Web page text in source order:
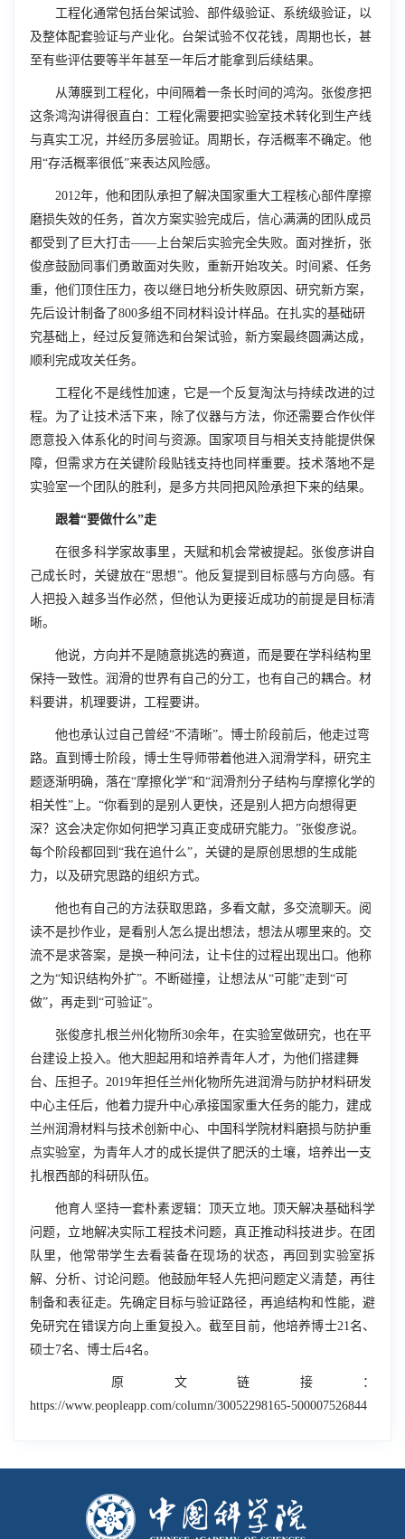
工程化通常包括台架试验、部件级验证、系统级验证，以
及整体配套验证与产业化。台架试验不仅花钱，周期也长，甚
至有些评估要等半年甚至一年后才能拿到后续结果。
从薄膜到工程化，中间隔着一条长时间的鸿沟。张俊彦把
这条鸿沟讲得很直白：工程化需要把实验室技术转化到生产线
与真实工况，并经历多层验证。周期长，存活概率不确定。他
用“存活概率很低”来表达风险感。
2012年，他和团队承担了解决国家重大工程核心部件摩擦
磨损失效的任务，首次方案实验完成后，信心满满的团队成员
都受到了巨大打击——上台架后实验完全失败。面对挫折，张
俊彦鼓励同事们勇敢面对失败，重新开始攻关。时间紧、任务
重，他们顶住压力，夜以继日地分析失败原因、研究新方案，
先后设计制备了800多组不同材料设计样品。在扎实的基础研
究基础上，经过反复筛选和台架试验，新方案最终圆满达成，
顺利完成攻关任务。
工程化不是线性加速，它是一个反复淘汰与持续改进的过
程。为了让技术活下来，除了仪器与方法，你还需要合作伙伴
愿意投入体系化的时间与资源。国家项目与相关支持能提供保
障，但需求方在关键阶段贴钱支持也同样重要。技术落地不是
实验室一个团队的胜利，是多方共同把风险承担下来的结果。
跟着“要做什么”走
在很多科学家故事里，天赋和机会常被提起。张俊彦讲自
己成长时，关键放在“思想”。他反复提到目标感与方向感。有
人把投入越多当作必然，但他认为更接近成功的前提是目标清
晰。
他说，方向并不是随意挑选的赛道，而是要在学科结构里
保持一致性。润滑的世界有自己的分工，也有自己的耦合。材
料要讲，机理要讲，工程要讲。
他也承认过自己曾经“不清晰”。博士阶段前后，他走过弯
路。直到博士阶段，博士生导师带着他进入润滑学科，研究主
题逐渐明确，落在“摩擦化学”和“润滑剂分子结构与摩擦化学的
相关性”上。“你看到的是别人更快，还是别人把方向想得更
深？这会决定你如何把学习真正变成研究能力。”张俊彦说。
每个阶段都回到“我在追什么”，关键的是原创思想的生成能
力，以及研究思路的组织方式。
他也有自己的方法获取思路，多看文献，多交流聊天。阅
读不是抄作业，是看别人怎么提出想法，想法从哪里来的。交
流不是求答案，是换一种问法，让卡住的过程出现出口。他称
之为“知识结构外扩”。不断碰撞，让想法从“可能”走到“可
做”，再走到“可验证”。
张俊彦扎根兰州化物所30余年，在实验室做研究，也在平
台建设上投入。他大胆起用和培养青年人才，为他们搭建舞
台、压担子。2019年担任兰州化物所先进润滑与防护材料研发
中心主任后，他着力提升中心承接国家重大任务的能力，建成
兰州润滑材料与技术创新中心、中国科学院材料磨损与防护重
点实验室，为青年人才的成长提供了肥沃的土壤，培养出一支
扎根西部的科研队伍。
他育人坚持一套朴素逻辑：顶天立地。顶天解决基础科学
问题，立地解决实际工程技术问题，真正推动科技进步。在团
队里，他常带学生去看装备在现场的状态，再回到实验室拆
解、分析、讨论问题。他鼓励年轻人先把问题定义清楚，再往
制备和表征走。先确定目标与验证路径，再追结构和性能，避
免研究在错误方向上重复投入。截至目前，他培养博士21名、
硕士7名、博士后4名。
原文链接：
https://www.peopleapp.com/column/30052298165-500007526844